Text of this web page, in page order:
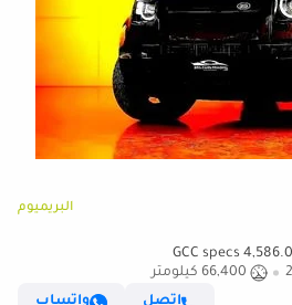
البريميوم
66,400 كيلومتر